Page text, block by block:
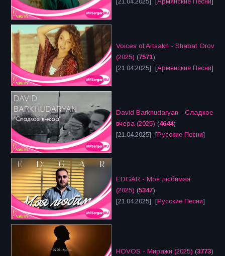
Voices of Artsakh - Shabat Orov
(2025) (7571)
[21.04.2025] [Армянские Песни]
David Barkhudaryan - Сладкое
вчера (2025) (4644)
[21.04.2025] [Русские Песни]
EDGAR - Моя любимая
(2025) (5347)
[21.04.2025] [Русские Песни]
HOVOS - Миражи (2025) (3773)